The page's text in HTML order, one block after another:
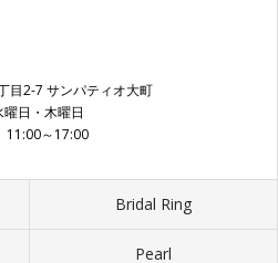
目2-7 サンパティオ大町
日・木曜日
～17:00
Bridal Ring
Pearl